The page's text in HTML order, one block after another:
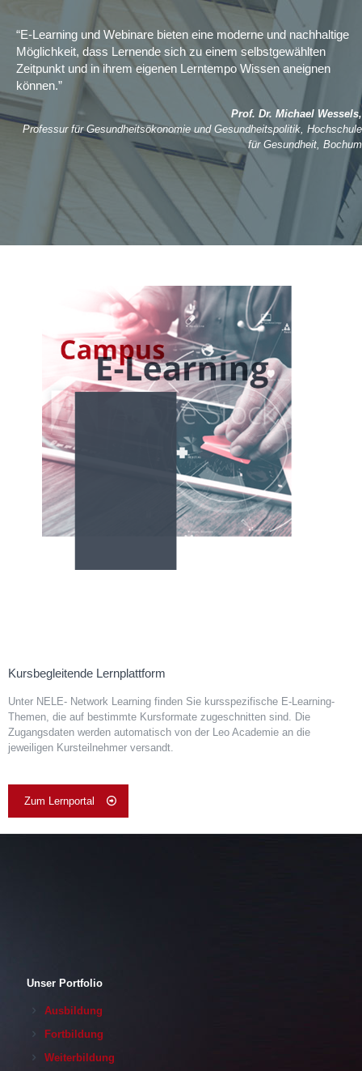
“E-Learning und Webinare bieten eine moderne und nachhaltige
Möglichkeit, dass Lernende sich zu einem selbstgewählten
Zeitpunkt und in ihrem eigenen Lerntempo Wissen aneignen
können.”
Prof. Dr. Michael Wessels,
Professur für Gesundheitsökonomie und Gesundheitspolitik, Hochschule
für Gesundheit, Bochum
Kursbegleitende Lernplattform
Unter NELE- Network Learning finden Sie kursspezifische E-Learning-
Themen, die auf bestimmte Kursformate zugeschnitten sind. Die
Zugangsdaten werden automatisch von der Leo Academie an die
jeweiligen Kursteilnehmer versandt.
Zum Lernportal
Unser Portfolio
Ausbildung
Fortbildung
Weiterbildung